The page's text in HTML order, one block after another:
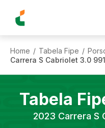
Home / Tabela Fipe /
Carrera S Cabriolet 3.0
Tabela
2023 Carrera S